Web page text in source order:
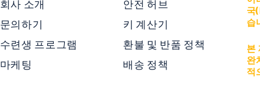
회사 소개
문의하기
수련생 프로그램
마케팅
안전 허브
키 계산기
환불 및 반품 정책
배송 정책
국
습
본
완
적